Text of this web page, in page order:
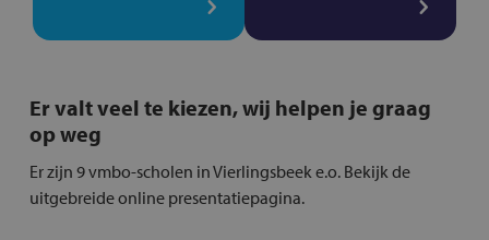
Er valt veel te kiezen, wij helpen je graag
op weg
Er zijn 9 vmbo-scholen in Vierlingsbeek e.o. Bekijk de
uitgebreide online presentatiepagina.